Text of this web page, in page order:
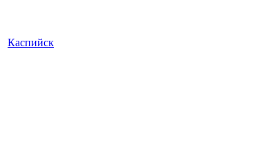
Каспийск